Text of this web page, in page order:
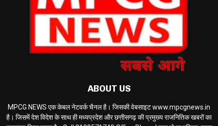
ABOUT US
MPCG NEWS एक केबल नेटवर्क चैनल है। जिसकी वेबसाइट www.mpcgnews.in
है। जिसमें देश विदेश के साथ ही मध्यप्रदेश और छत्तीसगढ़ की प्रमुख्य राजनितिक खबरों का